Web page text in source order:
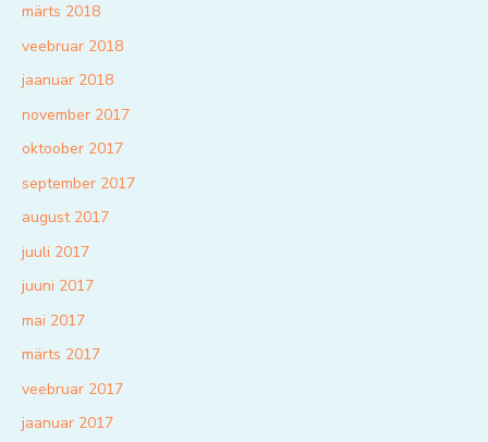
märts 2018
veebruar 2018
jaanuar 2018
november 2017
oktoober 2017
september 2017
august 2017
juuli 2017
juuni 2017
mai 2017
märts 2017
veebruar 2017
jaanuar 2017